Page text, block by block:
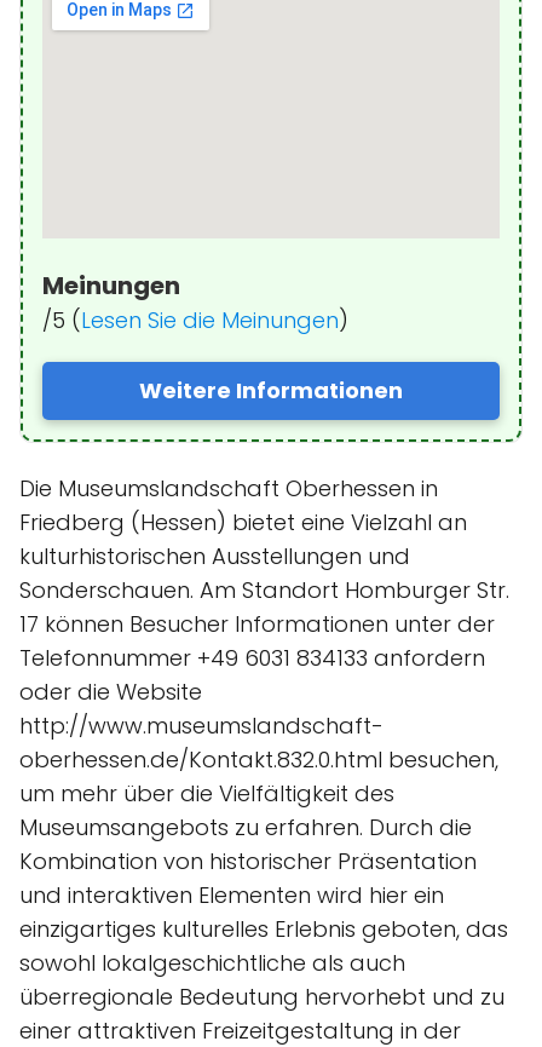
Meinungen
/5 (Lesen Sie die Meinungen)
Weitere Informationen
Die Museumslandschaft Oberhessen in
Friedberg (Hessen) bietet eine Vielzahl an
kulturhistorischen Ausstellungen und
Sonderschauen. Am Standort Homburger Str.
17 können Besucher Informationen unter der
Telefonnummer +49 6031 834133 anfordern
oder die Website
http://www.museumslandschaft-
oberhessen.de/Kontakt.832.0.html besuchen,
um mehr über die Vielfältigkeit des
Museumsangebots zu erfahren. Durch die
Kombination von historischer Präsentation
und interaktiven Elementen wird hier ein
einzigartiges kulturelles Erlebnis geboten, das
sowohl lokalgeschichtliche als auch
überregionale Bedeutung hervorhebt und zu
einer attraktiven Freizeitgestaltung in der